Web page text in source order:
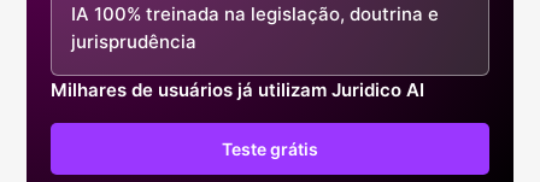
IA 100% treinada na legislação, doutrina e
jurisprudência
Milhares de usuários já utilizam Juridico AI
Teste grátis